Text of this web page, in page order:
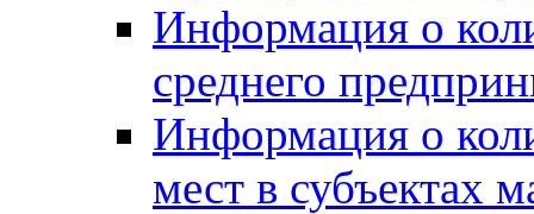
Информация о
среднего
Информация о
мест в субъектах